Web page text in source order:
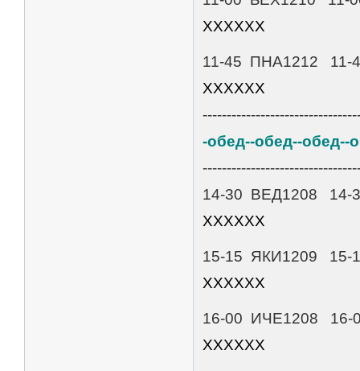
ХХХХХХ
11-45
ХХХХХХ
-обед--обед--обед--
14-30
ХХХХХХ
15-15
ХХХХХХ
16-00
ХХХХХХ